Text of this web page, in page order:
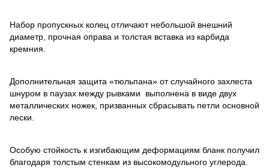
Набор пропускных колец отличают небольшой внешний
диаметр, прочная оправа и толстая вставка из карбида
кремния.
Дополнительная защита «тюльпана» от случайного захлеста
шнуром в паузах между рывками выполнена в виде двух
металлических ножек, призванных сбрасывать петли основной
лески.
Особую стойкость к изгибающим деформациям бланк получил
благодаря толстым стенкам из высокомодульного углерода.